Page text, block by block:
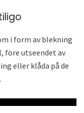
i form av blekning
före utseendet av
eller klåda på de